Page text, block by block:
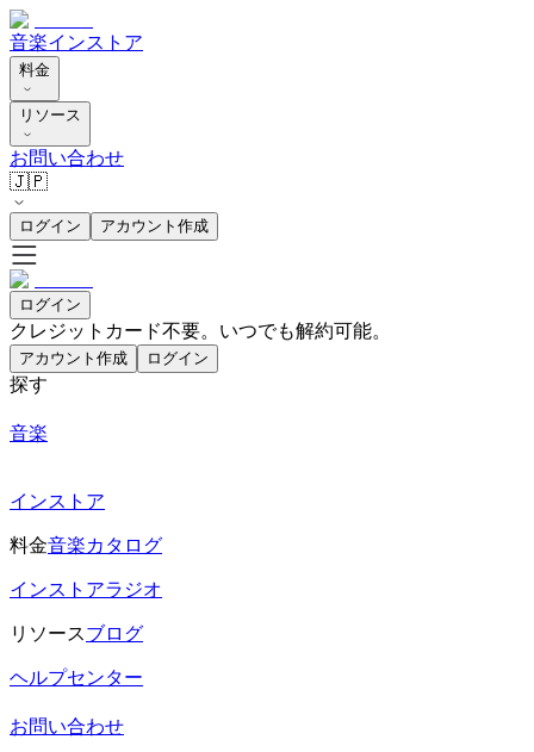
音楽インストア
料金
リソース
お問い合わせ
🇯🇵
ログイン アカウント作成
ログイン
クレジットカード不要。いつでも解約可能。
アカウント作成 ログイン
探す
音楽
インストア
料金音楽カタログ
インストアラジオ
リソースブログ
ヘルプセンター
お問い合わせ